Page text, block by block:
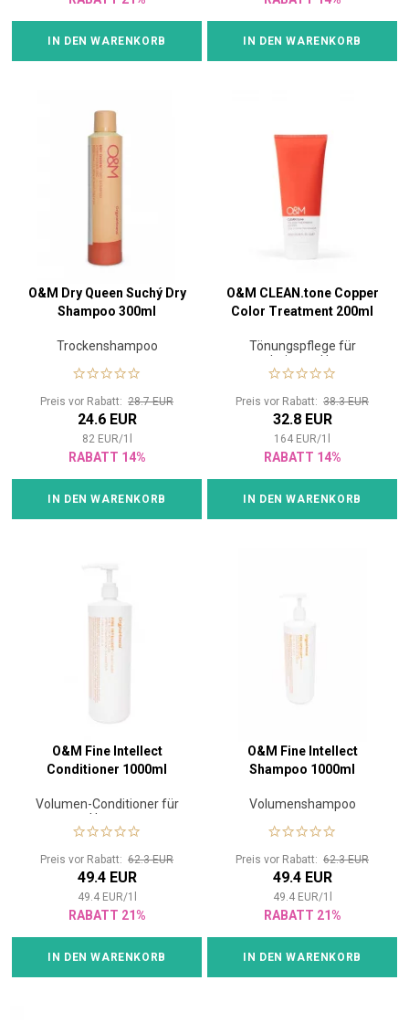
IN DEN WARENKORB IN DEN WARENKORB
O&M Dry Queen Suchý Dry
Shampoo 300ml
Trockenshampoo
Preis vor Rabatt: 28.7 EUR
24.6 EUR
82 EUR/1
RABATT 14%
IN DEN WARENKORB
O&M CLEAN.tone Copper
Color Treatment 200ml
Tönungspflege für
coloriertes Haar
Preis vor Rabatt: 38.3 EUR
32.8 EUR
164 EUR/1
RABATT 14%
IN DEN WARENKORB
O&M Fine Intellect
Conditioner 1000ml
Volumen-Conditioner für
Haare
Preis vor Rabatt: 62.3 EUR
49.4 EUR
49.4 EUR/1
RABATT 21%
IN DEN WARENKORB
O&M Fine Intellect
Shampoo 1000ml
Volumenshampoo
Preis vor Rabatt: 62.3 EUR
49.4 EUR
49.4 EUR/1
RABATT 21%
IN DEN WARENKORB